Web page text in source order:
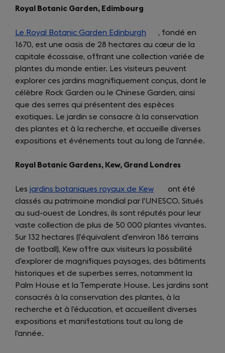
Royal Botanic Garden, Edimbourg
Le Royal Botanic Garden Edinburgh (opens
in
a
new
tab)
, fondé en
1670, est une oasis de 28 hectares au cœur de la
capitale écossaise, offrant une collection variée de
plantes du monde entier. Les visiteurs peuvent
explorer ces jardins magnifiquement conçus, dont le
célèbre Rock Garden ou le Chinese Garden, ainsi
que des serres qui présentent des espèces
exotiques. Le jardin se consacre à la conservation
des plantes et à la recherche, et accueille diverses
expositions et événements tout au long de l’année.
Royal Botanic Gardens, Kew, Grand Londres
Les jardins botaniques royaux de Kew (opens
in
a
new
tab)
ont été
classés au patrimoine mondial par l’UNESCO. Situés
au sud-ouest de Londres, ils sont réputés pour leur
vaste collection de plus de 50 000 plantes vivantes.
Sur 132 hectares (l’équivalent d’environ 186 terrains
de football), Kew offre aux visiteurs la possibilité
d’explorer de magnifiques paysages, des bâtiments
historiques et de superbes serres, notamment la
Palm House et la Temperate House. Les jardins sont
consacrés à la conservation des plantes, à la
recherche et à l’éducation, et accueillent diverses
expositions et manifestations tout au long de
l’année.